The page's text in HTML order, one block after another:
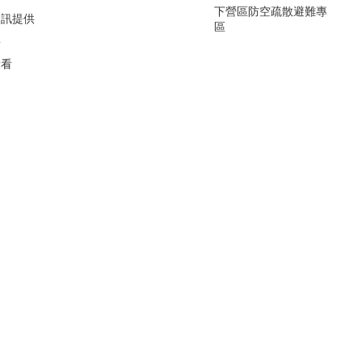
提供
下營區防空疏散避難專
區